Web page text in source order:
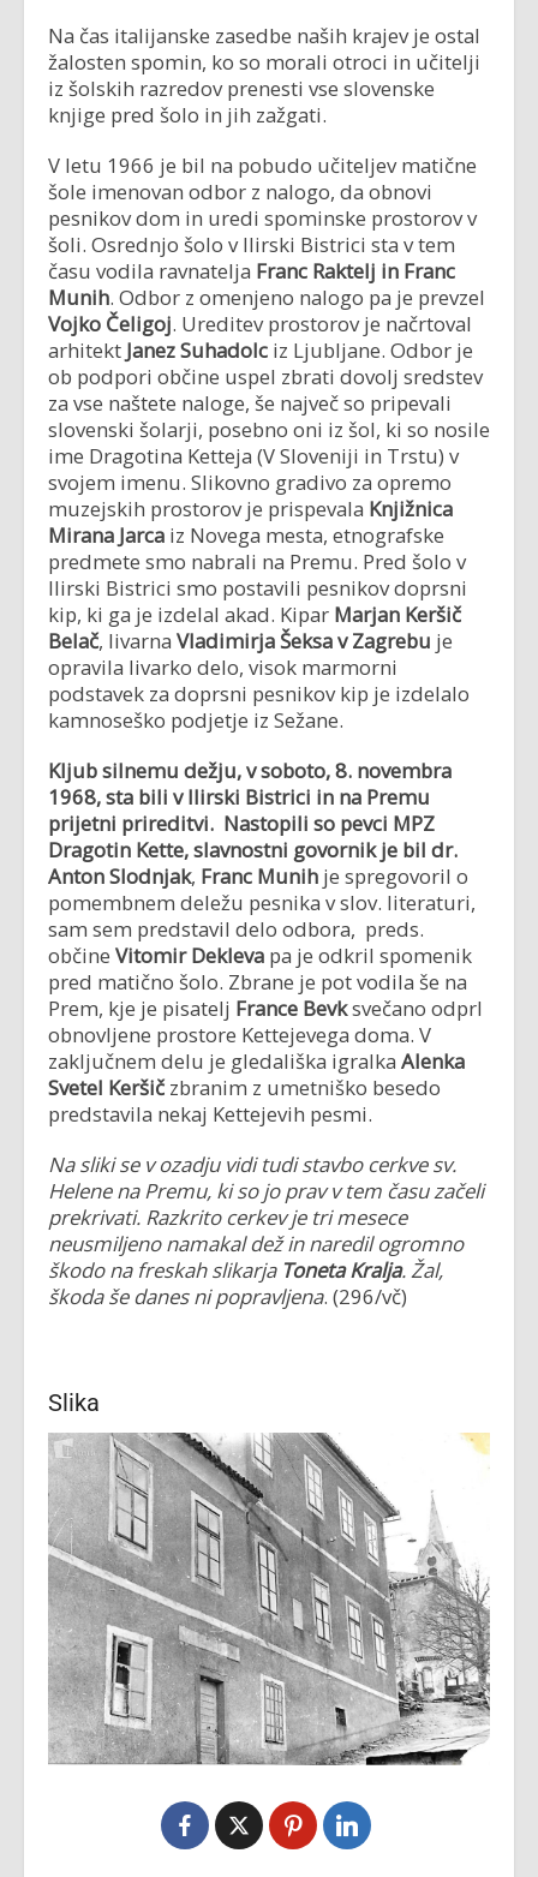
Na čas italijanske zasedbe naših krajev je ostal
žalosten spomin, ko so morali otroci in učitelji
iz šolskih razredov prenesti vse slovenske
knjige pred šolo in jih zažgati.
V letu 1966 je bil na pobudo učiteljev matične
šole imenovan odbor z nalogo, da obnovi
pesnikov dom in uredi spominske prostorov v
šoli. Osrednjo šolo v Ilirski Bistrici sta v tem
času vodila ravnatelja Franc Raktelj in Franc
Munih. Odbor z omenjeno nalogo pa je prevzel
Vojko Čeligoj. Ureditev prostorov je načrtoval
arhitekt Janez Suhadolc iz Ljubljane. Odbor je
ob podpori občine uspel zbrati dovolj sredstev
za vse naštete naloge, še največ so pripevali
slovenski šolarji, posebno oni iz šol, ki so nosile
ime Dragotina Ketteja (V Sloveniji in Trstu) v
svojem imenu. Slikovno gradivo za opremo
muzejskih prostorov je prispevala Knjižnica
Mirana Jarca iz Novega mesta, etnografske
predmete smo nabrali na Premu. Pred šolo v
Ilirski Bistrici smo postavili pesnikov doprsni
kip, ki ga je izdelal akad. Kipar Marjan Keršič
Belač, livarna Vladimirja Šeksa v Zagrebu je
opravila livarko delo, visok marmorni
podstavek za doprsni pesnikov kip je izdelalo
kamnoseško podjetje iz Sežane.
Kljub silnemu dežju, v soboto, 8. novembra
1968, sta bili v Ilirski Bistrici in na Premu
prijetni prireditvi. Nastopili so pevci MPZ
Dragotin Kette, slavnostni govornik je bil dr.
Anton Slodnjak, Franc Munih je spregovoril o
pomembnem deležu pesnika v slov. literaturi,
sam sem predstavil delo odbora, preds.
občine Vitomir Dekleva pa je odkril spomenik
pred matično šolo. Zbrane je pot vodila še na
Prem, kje je pisatelj France Bevksvečano odprl
obnovljene prostore Kettejevega doma. V
zaključnem delu je gledališka igralka Alenka
Svetel Keršič zbranim z umetniško besedo
predstavila nekaj Kettejevih pesmi.
Na sliki se v ozadju vidi tudi stavbo cerkve sv.
Helene na Premu, ki so jo prav v tem času začeli
prekrivati. Razkrito cerkev je tri mesece
neusmiljeno namakal dež in naredil ogromno
škodo na freskah slikarja Toneta Kralja. Žal,
škoda še danes ni popravljena. (296/vč)
Slika